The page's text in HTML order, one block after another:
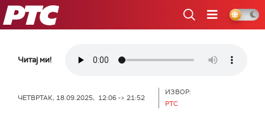
РТС
Читај ми!
ЧЕТВРТАК, 18.09.2025, 12:06 -> 21:52
ИЗВОР:
РТС